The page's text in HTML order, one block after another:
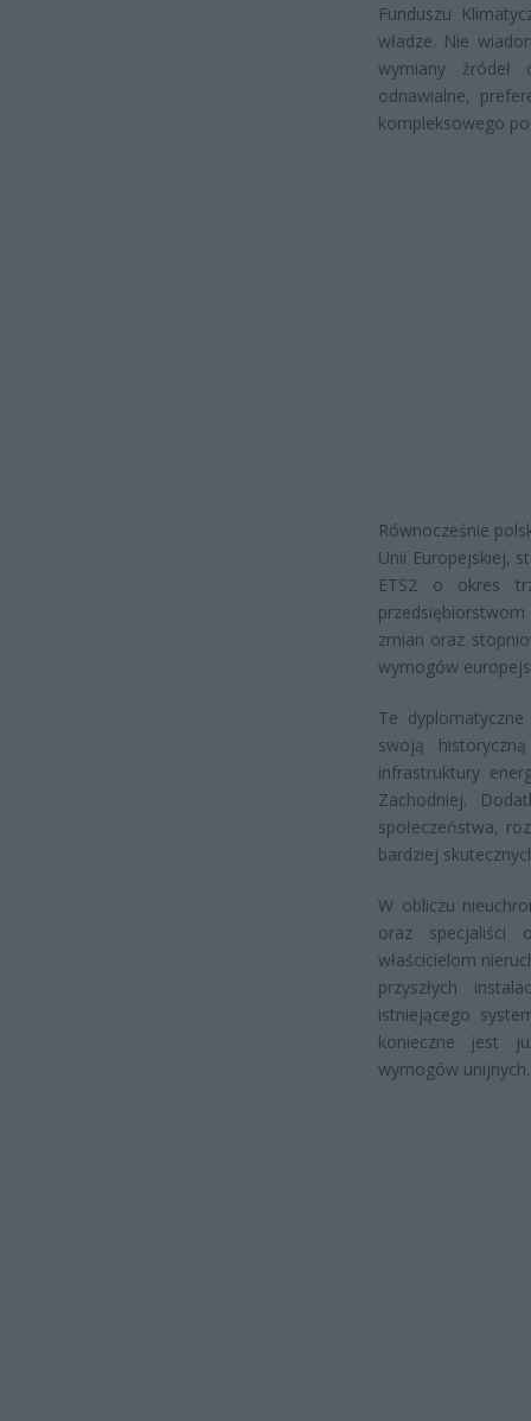
Funduszu
władze. Nie
wymiany źródeł
odnawialne,
kompleksowego
Równocześnie
Unii Europejskiej,
ETS2 o okres
zmian oraz
wymogów
Te
swoją
infrastruktury
Zachodniej.
społeczeństwa,
bardziej
W obliczu
oraz specjaliści
właścicielom
przyszłych
istniejącego
konieczne jest
wymogów unijnych.